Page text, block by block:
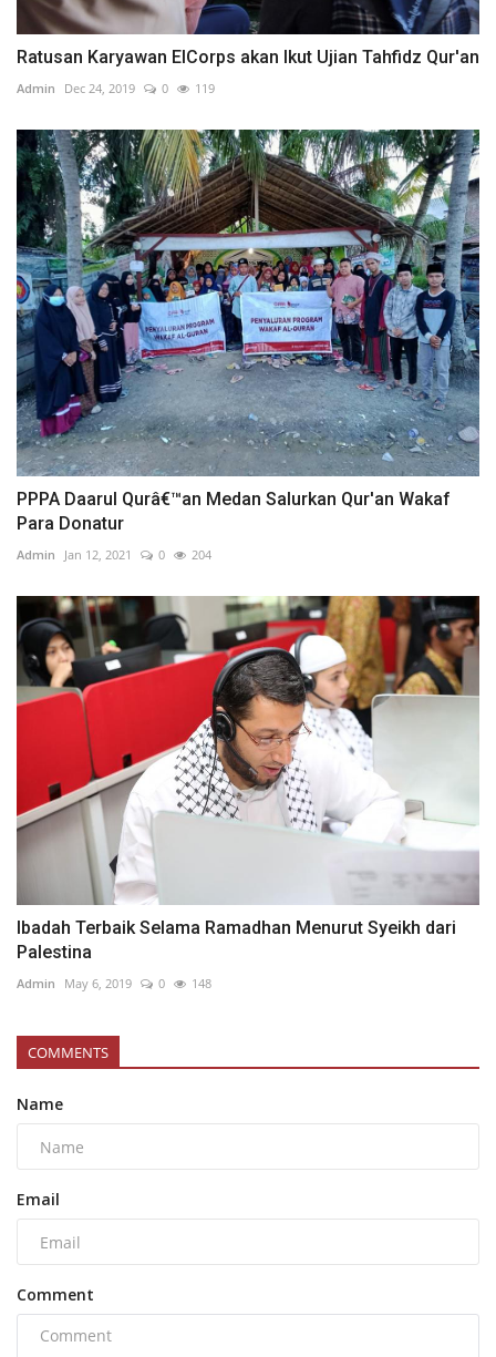
Ratusan Karyawan ElCorps akan Ikut Ujian Tahfidz Qur'an
Admin Dec 24, 2019 0 119
PPPA Daarul Qurâ€™an Medan Salurkan Qur'an Wakaf
Para Donatur
Admin Jan 12, 2021 0 204
Ibadah Terbaik Selama Ramadhan Menurut Syeikh dari
Palestina
Admin May 6, 2019 0 148
COMMENTS
Name
Email
Comment